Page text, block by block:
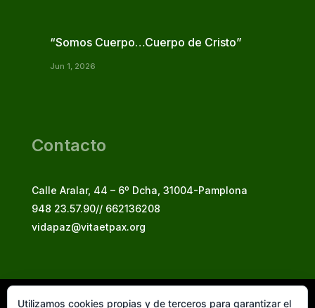
“Somos Cuerpo…Cuerpo de Cristo”
Jun 1, 2026
Contacto
Calle Aralar, 44 – 6º Dcha, 31004-Pamplona
948 23.57.90// 662136208
vidapaz@vitaetpax.org
Utilizamos cookies propias y de terceros para garantizar el